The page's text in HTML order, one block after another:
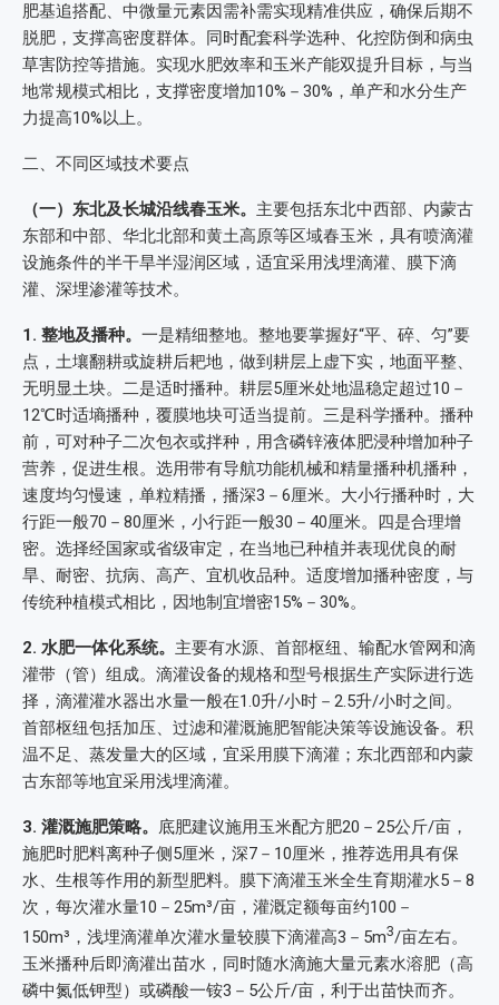
肥基追搭配、中微量元素因需补需实现精准供应，确保后期不
脱肥，支撑高密度群体。同时配套科学选种、化控防倒和病虫
草害防控等措施。实现水肥效率和玉米产能双提升目标，与当
地常规模式相比，支撑密度增加10%－30%，单产和水分生产
力提高10%以上。
二、不同区域技术要点
（一）东北及长城沿线春玉米。 主要包括东北中西部、内蒙古
东部和中部、华北北部和黄土高原等区域春玉米，具有喷滴灌
设施条件的半干旱半湿润区域，适宜采用浅埋滴灌、膜下滴
灌、深埋渗灌等技术。
1. 整地及播种。 一是精细整地。整地要掌握好“平、碎、匀”要
点，土壤翻耕或旋耕后耙地，做到耕层上虚下实，地面平整、
无明显土块。二是适时播种。耕层5厘米处地温稳定超过10－
12℃时适墒播种，覆膜地块可适当提前。三是科学播种。播种
前，可对种子二次包衣或拌种，用含磷锌液体肥浸种增加种子
营养，促进生根。选用带有导航功能机械和精量播种机播种，
速度均匀慢速，单粒精播，播深3－6厘米。大小行播种时，大
行距一般70－80厘米，小行距一般30－40厘米。四是合理增
密。选择经国家或省级审定，在当地已种植并表现优良的耐
旱、耐密、抗病、高产、宜机收品种。适度增加播种密度，与
传统种植模式相比，因地制宜增密15%－30%。
2. 水肥一体化系统。 主要有水源、首部枢纽、输配水管网和滴
灌带（管）组成。滴灌设备的规格和型号根据生产实际进行选
择，滴灌灌水器出水量一般在1.0升/小时－2.5升/小时之间。
首部枢纽包括加压、过滤和灌溉施肥智能决策等设施设备。积
温不足、蒸发量大的区域，宜采用膜下滴灌；东北西部和内蒙
古东部等地宜采用浅埋滴灌。
3. 灌溉施肥策略。 底肥建议施用玉米配方肥20－25公斤/亩，
施肥时肥料离种子侧5厘米，深7－10厘米，推荐选用具有保
水、生根等作用的新型肥料。膜下滴灌玉米全生育期灌水5－8
次，每次灌水量10－25m³/亩，灌溉定额每亩约100－
150m³，浅埋滴灌单次灌水量较膜下滴灌高3－5m3/亩左右。
玉米播种后即滴灌出苗水，同时随水滴施大量元素水溶肥（高
磷中氮低钾型）或磷酸一铵3－5公斤/亩，利于出苗快而齐。